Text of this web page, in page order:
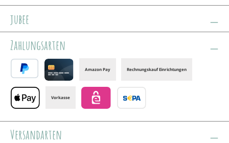
jubee
Zahlungsarten
Amazon Pay Rechnungskauf Einrichtungen
Vorkasse
Versandarten